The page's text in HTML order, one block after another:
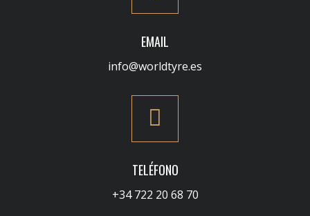
EMAIL
info@worldtyre.es
TELÉFONO
+34 722 20 68 70